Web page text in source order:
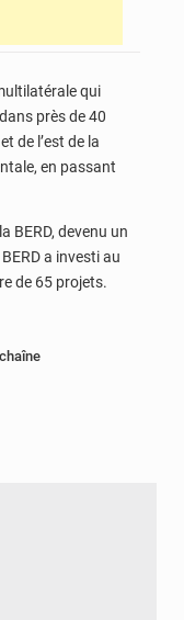
qui
près de 40
de l’est de la
en passant
BERD, devenu un
a investi au
de 65 projets.